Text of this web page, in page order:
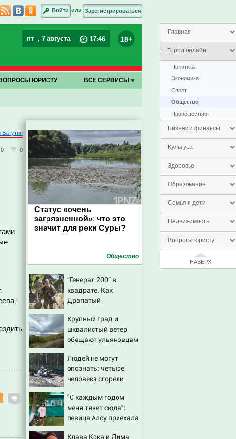
Главная
Город онлайн
Политика
Экономика
Спорт
Общество
Проиcшествия
Бизнес и финансы
Культура
Здоровье
Образование
Семья и дети
Недвижимость
Вопросы юристу
НАВЕРХ
Войти или Зарегистрироваться
пт , 7 августа 17:46 18+
ВОПРОСЫ ЮРИСТУ ВСЕ СЕРВИСЫ
Ватутин
0 0
–
Статус «очень
загрязненной»: что это
значит для реки Суры?
Общество
“Генерал 200” в
квадрате. Как
Драпатый
Крупный град и
шквалистый ветер
обещают ульяновцам
Людей не могут
опознать: четыре
человека сгорели
ДТП на трассе
07/08/2026 – Новости
"С каждым годом
меня тянет сюда":
певица Алсу приехала
Клава Кока и Дима